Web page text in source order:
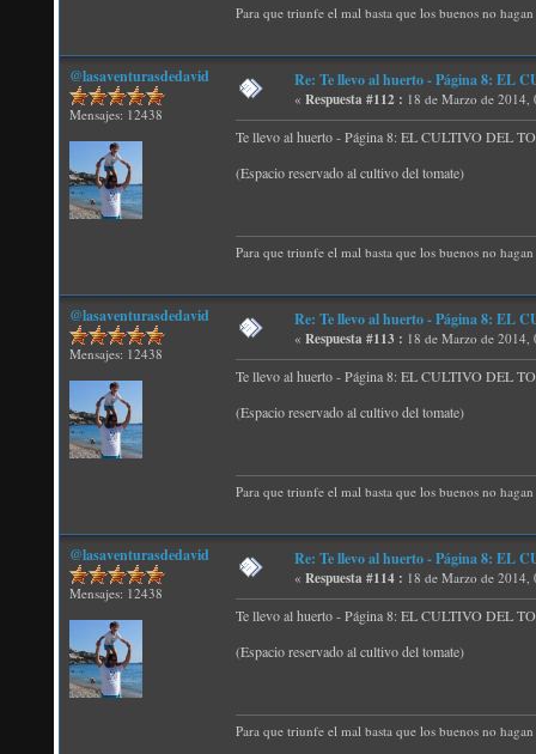
Para que triunfe el mal basta que los buenos no
@lasaventurasdedavid
Mensajes: 12438
Re: Te llevo al huerto - Página 8: EL
« Respuesta #112 : 18 de Marzo de 2014,
Te llevo al huerto - Página 8: EL CULTIVO DEL
(Espacio reservado al cultivo del tomate)
Para que triunfe el mal basta que los buenos no
@lasaventurasdedavid
Mensajes: 12438
Re: Te llevo al huerto - Página 8: EL
« Respuesta #113 : 18 de Marzo de 2014,
Te llevo al huerto - Página 8: EL CULTIVO DEL
(Espacio reservado al cultivo del tomate)
Para que triunfe el mal basta que los buenos no
@lasaventurasdedavid
Mensajes: 12438
Re: Te llevo al huerto - Página 8: EL
« Respuesta #114 : 18 de Marzo de 2014,
Te llevo al huerto - Página 8: EL CULTIVO DEL
(Espacio reservado al cultivo del tomate)
Para que triunfe el mal basta que los buenos no